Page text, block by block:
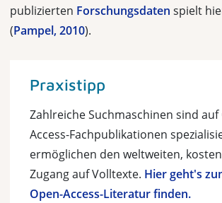
publizierten Forschungsdaten spielt
(Pampel, 2010).
Praxistipp
Zahlreiche Suchmaschinen sind auf
Access-Fachpublikationen
ermöglichen den weltweiten,
Zugang auf Volltexte. Hier geht's
Open-Access-Literatur finden.